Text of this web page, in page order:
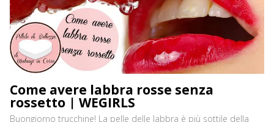
Come avere labbra rosse senza
rossetto | WEGIRLS
Buongiorno trucchine! La pelle delle labbra è più sottile della